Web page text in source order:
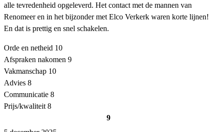
alle tevredenheid opgeleverd. Het contact met de mannen van
Renomeer en in het bijzonder met Elco Verkerk waren korte lijnen!
En dat is prettig en snel schakelen.
Orde en netheid 10
Afspraken nakomen 9
Vakmanschap 10
Advies 8
Communicatie 8
Prijs/kwaliteit 8
9